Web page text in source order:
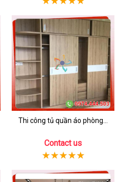
Thi công tủ quần áo phòng...
Contact us